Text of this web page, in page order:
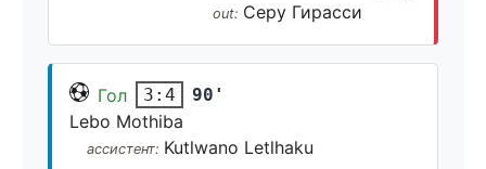
out: Серу Гирасси
Гол 3:4 90'
Lebo Mothiba
ассистент: Kutlwano Letlhaku